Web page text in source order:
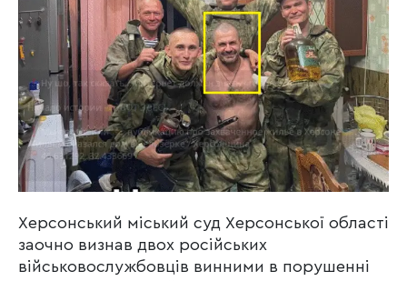
Херсонський міський суд Херсонської області
заочно визнав двох російських
військовослужбовців винними в порушенні